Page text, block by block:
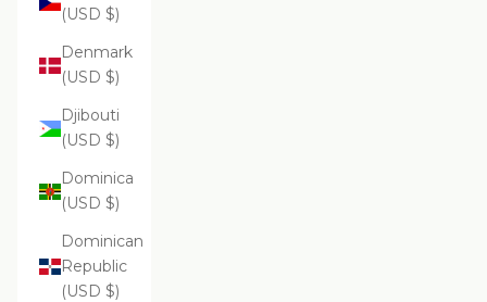
(USD $)
Denmark
(USD $)
Djibouti
(USD $)
Dominica
(USD $)
Dominican
Republic
(USD $)